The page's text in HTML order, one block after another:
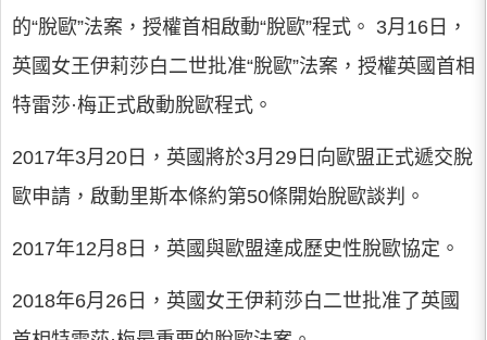
的“脫歐”法案，授權首相啟動“脫歐”程式。 3月16日，
英國女王伊莉莎白二世批准“脫歐”法案，授權英國首相
特雷莎·梅正式啟動脫歐程式。
2017年3月20日，英國將於3月29日向歐盟正式遞交脫
歐申請，啟動里斯本條約第50條開始脫歐談判。
2017年12月8日，英國與歐盟達成歷史性脫歐協定。
2018年6月26日，英國女王伊莉莎白二世批准了英國